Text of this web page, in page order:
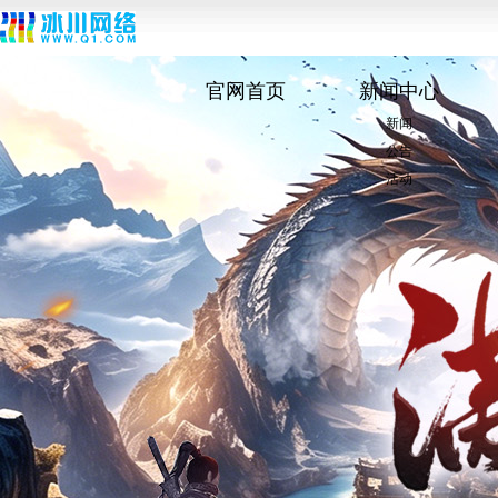
官网首页 新闻中心
新闻
公告
活动